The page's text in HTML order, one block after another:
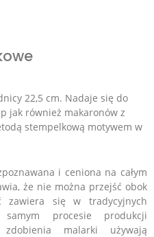
22,5 cm. Nadaje się do
jak również makaronów z
stempelkową motywem w
i ceniona na całym
że nie można przejść obok
zawiera się w tradycyjnych
procesie produkcji
malarki używają